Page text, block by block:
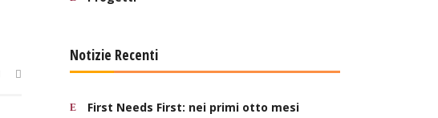
Notizie Recenti
First Needs First: nei primi otto mesi